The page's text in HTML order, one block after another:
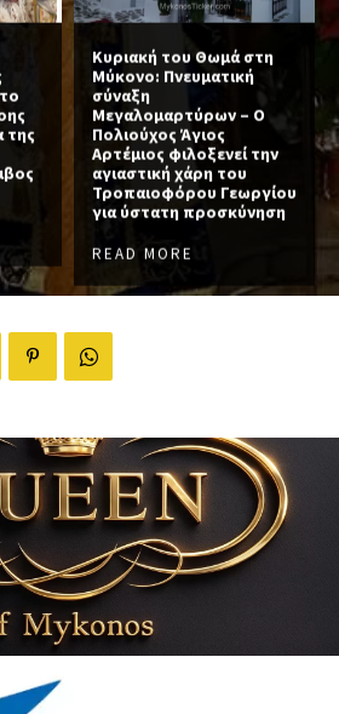
της
Κυριακή του Θωμά στη
Μύκονο: Πνευματική
σύναξη
Μεγαλομαρτύρων – Ο
Πολιούχος Άγιος
Αρτέμιος φιλοξενεί την
αγιαστική χάρη του
Τροπαιοφόρου Γεωργίου
για ύστατη προσκύνηση
READ MORE